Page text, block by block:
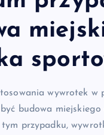
wywrotek w
budowa miejskiego
przypadku,